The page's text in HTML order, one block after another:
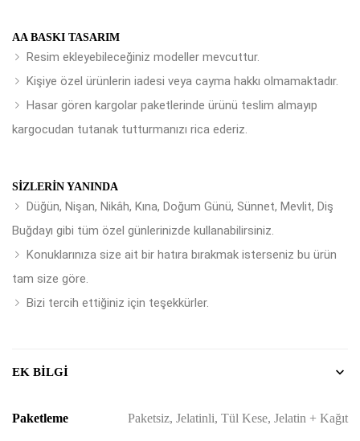
AA BASKI TASARIM
Resim ekleyebileceğiniz modeller mevcuttur.
Kişiye özel ürünlerin iadesi veya cayma hakkı olmamaktadır.
Hasar gören kargolar paketlerinde ürünü teslim almayıp
kargocudan tutanak tutturmanızı rica ederiz.
SIZLERIN YANINDA
Düğün, Nişan, Nikâh, Kına, Doğum Günü, Sünnet, Mevlit, Diş
Buğdayı gibi tüm özel günlerinizde kullanabilirsiniz.
Konuklarınıza size ait bir hatıra bırakmak isterseniz bu ürün
tam size göre.
Bizi tercih ettiğiniz için teşekkürler.
EK BILGI
Paketleme Paketsiz, Jelatinli, Tül Kese, Jelatin + Kağıt